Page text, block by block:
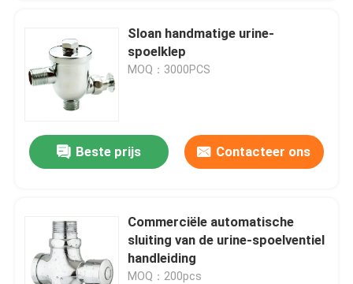
Sloan handmatige urine-
spoelklep
MOQ：3000PCS
Beste prijs Contacteer ons
Commerciële automatische
sluiting van de urine-spoelventiel
handleiding
MOQ：200pcs